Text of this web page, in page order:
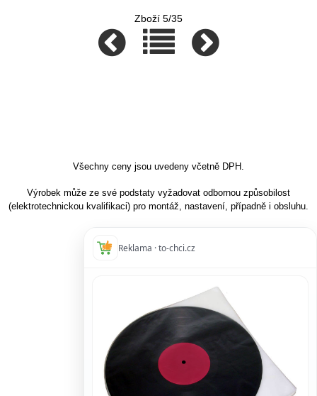
Zboží 5/35
Všechny ceny jsou uvedeny včetně DPH.
Výrobek může ze své podstaty vyžadovat odbornou způsobilost
(elektrotechnickou kvalifikaci) pro montáž, nastavení, případně i obsluhu.
Reklama · to-chci.cz